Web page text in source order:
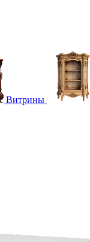
Витрины